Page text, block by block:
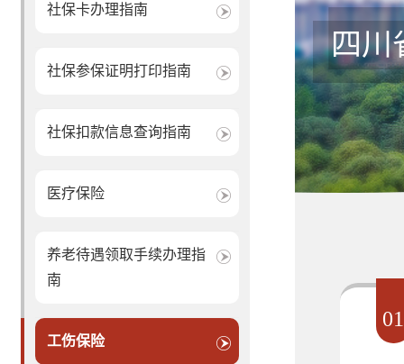
社保卡办理指南
社保参保证明打印指南
社保扣款信息查询指南
医疗保险
养老待遇领取手续办理指
南
工伤保险
四川
01